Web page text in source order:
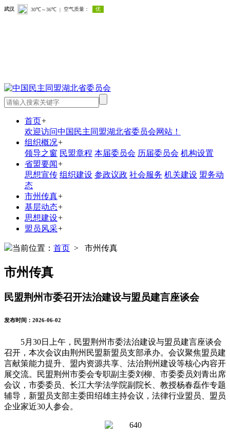
首页+
欢迎访问中国民主同盟湖北省委员会网站！
组织概况+
领导之窗 民盟章程 本届委员会 历届委员会 机构设置
省盟要闻+
思想宣传 组织建设 参政议政 社会服务 机关建设 盟务动
态
市州传真+
基层动态+
思想建设+
盟员风采+
当前位置： 首页 > 市州传真
市州传真
民盟荆州市委召开法治建设与盟员建言座谈会
发布时间：2026-06-02
5月30日上午，民盟荆州市委法治建设与盟员建言座谈会
召开，本次会议由荆州民盟新盟员支部承办。会议聚焦盟员建
言献策能力提升、盟内资源共享、法治荆州建设等核心内容开
展交流。民盟荆州市委会专职副主委刘柳、市委委员刘青出席
会议，市委委员、长江大学法学院副院长、教授杨春磊作专题
辅导，新盟员支部主委田绍雄主持会议，法律行业盟员、盟员
企业家近30人参会。